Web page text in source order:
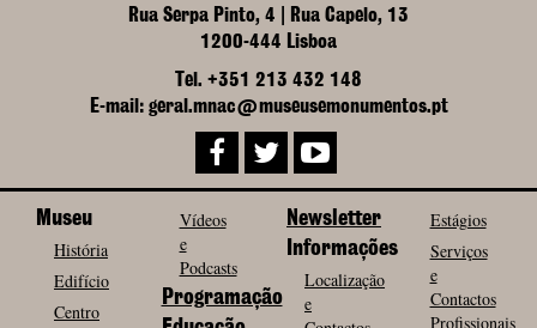
Rua Serpa Pinto, 4 | Rua Capelo, 13
1200-444 Lisboa
Tel. +351 213 432 148
E-mail: geral.mnac@museusemonumentos.pt
Museu
História
Edifício
Centro
Vídeos
e
Podcasts
Programação
Newsletter
Informações
Localização
e
Estágios
Serviços
e
Contactos
Profissionais